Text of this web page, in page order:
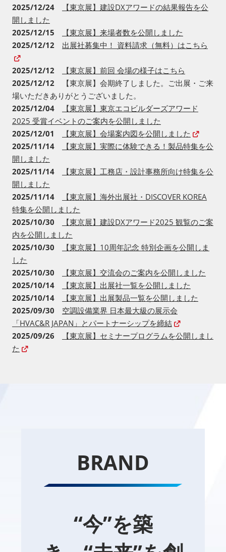
2025/12/24
【東京展】建設DXアワードの結果報告を公
開しました
2025/12/15
【東京展】来場者数を公開しました
2025/12/12 出展社募集中！ 資料請求（無料）はこちら
2025/12/12
【東京展】前回 会場の様子はこちら
2025/12/12
【東京展】会期終了しました。ご出展・ご来
場いただきありがとうございました。
2025/12/04
【東京展】東京エコビルダーズアワード
2025 受賞イベントのご案内を公開しました
2025/12/01
【東京展】会場案内図を公開しました
2025/11/14
【東京展】実際に体験できる！製品特集を公
開しました
2025/11/14
【東京展】工務店・設計事務所向け特集を公
開しました
2025/11/14
【東京展】海外出展社・DISCOVER KOREA
特集を公開しました
2025/10/30
【東京展】建設DXアワード2025 観覧のご案
内を公開しました
2025/10/30
【東京展】10周年記念 特別企画を公開しま
した
2025/10/30
【東京展】交流会のご案内を公開しました
2025/10/14
【東京展】出展社一覧を公開しました
2025/10/14
【東京展】出展製品一覧を公開しました
2025/09/30 空調設備業界 日本最大級の展示会
「HVAC&R JAPAN」とパートナーシップを締結
2025/09/26
【東京展】セミナープログラムを公開しまし
た
BRAND
“今”を築